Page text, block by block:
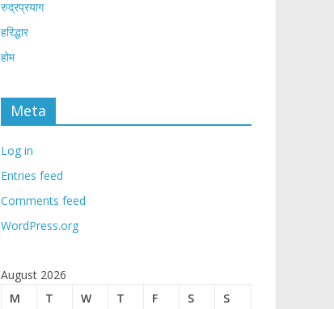
रुद्रप्रयाग
हरिद्धार
होम
Meta
Log in
Entries feed
Comments feed
WordPress.org
August 2026
M
T W T F S
S